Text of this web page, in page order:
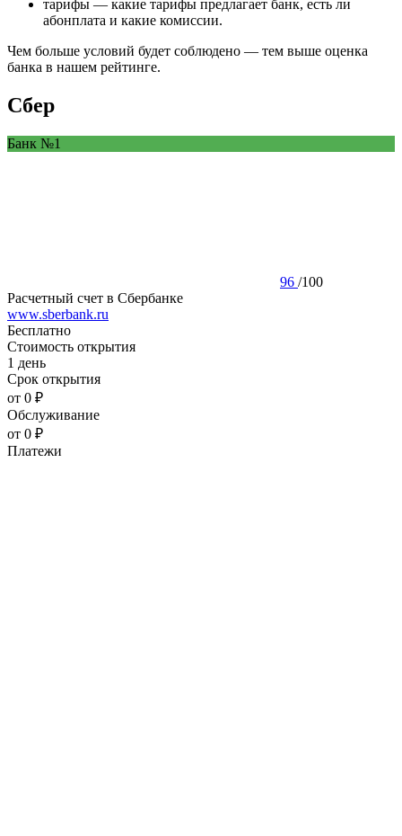
тарифы — какие тарифы предлагает банк, есть ли
абонплата и какие комиссии.
Чем больше условий будет соблюдено — тем выше оценка
банка в нашем рейтинге.
Сбер
Банк №1
96 /100
Расчетный счет в Сбербанке
www.sberbank.ru
Бесплатно
Стоимость открытия
1 день
Срок открытия
от 0 ₽
Обслуживание
от 0 ₽
Платежи